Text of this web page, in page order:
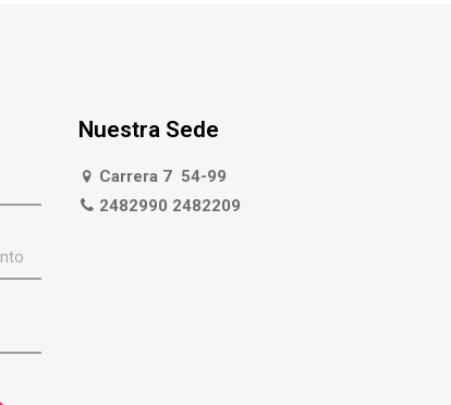
Nuestra Sede
Carrera 7 54-99
2482990 2482209